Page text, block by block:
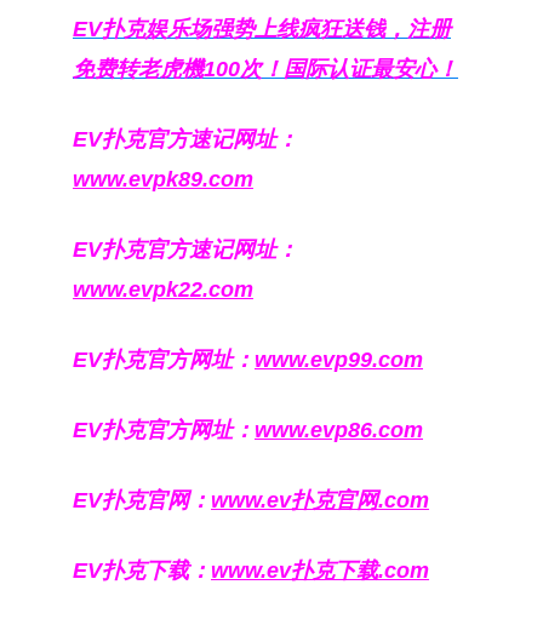
EV扑克娱乐场强势上线疯狂送钱，注册
免费转老虎機100次！国际认证最安心！
EV扑克官方速记网址：
www.evpk89.com
EV扑克官方速记网址：
www.evpk22.com
EV扑克官方网址： www.evp99.com
EV扑克官方网址： www.evp86.com
EV扑克官网： www.ev扑克官网.com
EV扑克下载： www.ev扑克下载.com